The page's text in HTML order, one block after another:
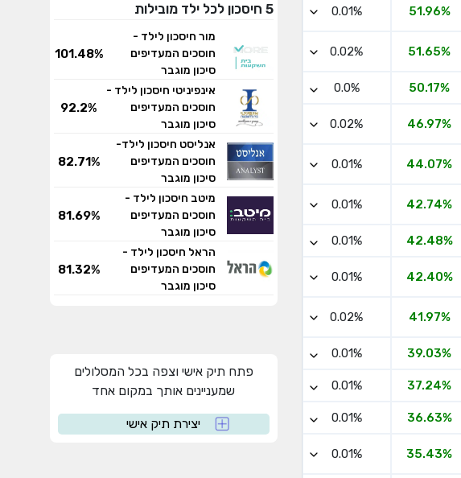
51.96%
0.01%
51.65%
0.02%
50.17%
0.0%
46.97%
0.02%
44.07%
0.01%
42.74%
0.01%
42.48%
0.01%
42.40%
0.01%
41.97%
0.02%
39.03%
0.01%
37.24%
0.01%
36.63%
0.01%
35.43%
0.01%
5 חיסכון לכל ילד מובילות
מור חיסכון לילד -
חוסכים המעדיפים
סיכון מוגבר
101.48%
אינפיניטי חיסכון לילד -
חוסכים המעדיפים
סיכון מוגבר
92.2%
אנליסט חיסכון לילד-
חוסכים המעדיפים
סיכון מוגבר
82.71%
מיטב חיסכון לילד -
חוסכים המעדיפים
סיכון מוגבר
81.69%
הראל חיסכון לילד -
חוסכים המעדיפים
סיכון מוגבר
81.32%
פתח תיק אישי וצפה בכל המסלולים
שמעניינים אותך במקום אחד
יצירת תיק אישי